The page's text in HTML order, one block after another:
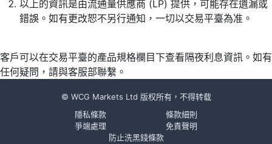
以上的資訊是由流通量供應商 (LP) 提供，可能存在遺漏或
錯誤。如有更改恕不另行通知，一切以交易平臺為准。
客戶可以在交易平臺的產品規格欄目下查看隔夜利息資訊。如有
任何疑問，請與客服部聯繫。
© WCG Markets Ltd 版权所有，不得转载
隱私條款
條款細則
爭端處理
免責聲明
防止洗黑錢條款